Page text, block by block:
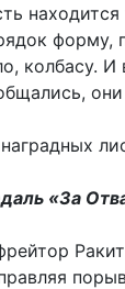
форму,
колбасу.
«За